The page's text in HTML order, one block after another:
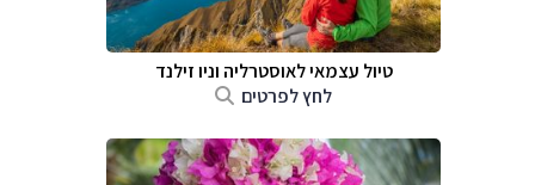
טיול עצמאי לאוסטרליה וניו זילנד
לחץ לפרטים